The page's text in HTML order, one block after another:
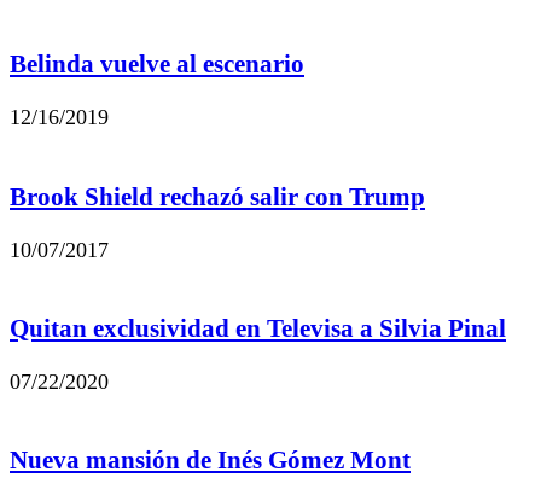
Belinda vuelve al escenario
12/16/2019
Brook Shield rechazó salir con Trump
10/07/2017
Quitan exclusividad en Televisa a Silvia Pinal
07/22/2020
Nueva mansión de Inés Gómez Mont